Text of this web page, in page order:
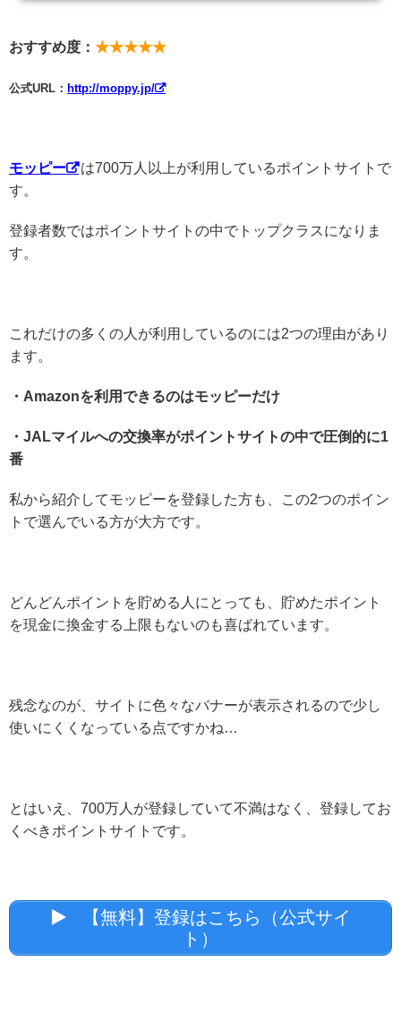
おすすめ度： ★★★★★
公式URL： http://moppy.jp/
モッピー
は700万人以上が利用しているポイントサイトで
す。
登録者数ではポイントサイトの中でトップクラスになりま
す。
これだけの多くの人が利用しているのには2つの理由があり
ます。
・Amazonを利用できるのはモッピーだけ
・JALマイルへの交換率がポイントサイトの中で圧倒的に1
番
私から紹介してモッピーを登録した方も、この2つのポイン
トで選んでいる方が大方です。
どんどんポイントを貯める人にとっても、貯めたポイント
を現金に換金する上限もないのも喜ばれています。
残念なのが、サイトに色々なバナーが表示されるので少し
使いにくくなっている点ですかね…
とはいえ、700万人が登録していて不満はなく、登録してお
くべきポイントサイトです。
【無料】登録はこちら（公式サイ
ト）